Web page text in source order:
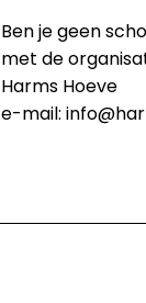
Ben je geen
met de
Harms Hoeve
e-mail: